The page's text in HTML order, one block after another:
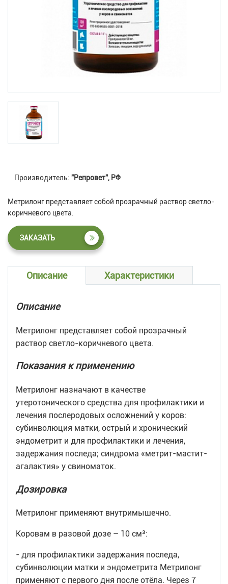
Производитель: "Репровет", РФ
Метрилонг представляет собой прозрачный раствор светло-
коричневого цвета.
ЗАКАЗАТЬ
Описание Характеристики
Описание
Метрилонг представляет собой прозрачный
раствор светло-коричневого цвета.
Показания к применению
Метрилонг назначают в качестве
утеротонического средства для профилактики и
лечения послеродовых осложнений у коров:
субинволюция матки, острый и хронический
эндометрит и для профилактики и лечения,
задержания последа; синдрома «метрит-мастит-
агалактия» у свиноматок.
Дозировка
Метрилонг применяют внутримышечно.
Коровам в разовой дозе – 10 см³:
- для профилактики задержания последа,
субинволюции матки и эндометрита Метрилонг
применяют с первого дня после отёла. Через 7